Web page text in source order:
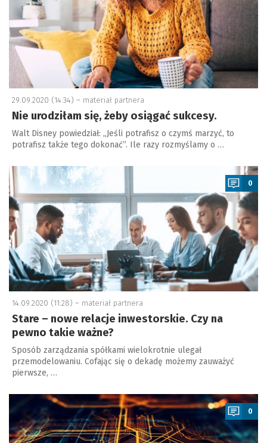
29.09.2020 (14:34) – materiał partnera
Nie urodziłam się, żeby osiągać sukcesy.
Walt Disney powiedział: „Jeśli potrafisz o czymś marzyć, to
potrafisz także tego dokonać”. Ile razy rozmyślamy o …
a
0
14.09.2020 (11:28) – materiał partnera
Stare – nowe relacje inwestorskie. Czy na
pewno takie ważne?
Sposób zarządzania spółkami wielokrotnie ulegał
przemodelowaniu. Cofając się o dekadę możemy zauważyć
pierwsze, …
a
0